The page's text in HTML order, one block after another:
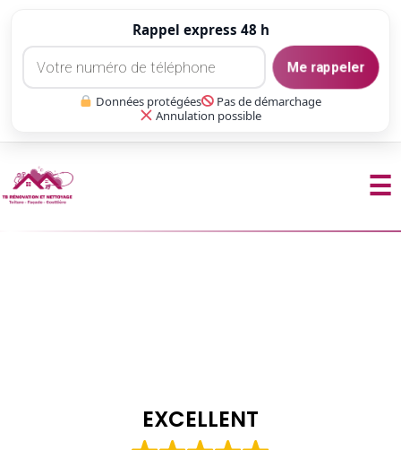
Rappel express 48 h
Me rappeler
Données protégées
Pas de démarchage
Annulation possible
☰
EXCELLENT